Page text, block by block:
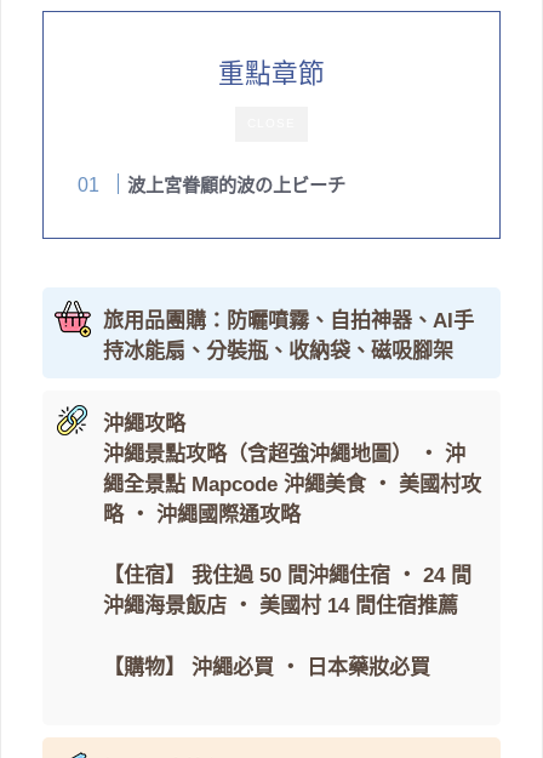
重點章節
波上宮眷顧的波の上ビーチ
旅用品團購：防曬噴霧、自拍神器、AI手
持冰能扇、分裝瓶、收納袋、磁吸腳架
沖繩攻略
沖繩景點攻略（含超強沖繩地圖）
・ 沖
繩全景點 Mapcode 沖繩美食・ 美國村攻
略・ 沖繩國際通攻略
【住宿】 我住過 50 間沖繩住宿 ・ 24 間
沖繩海景飯店 ・ 美國村 14 間住宿推薦
【購物】 沖繩必買 ・ 日本藥妝必買